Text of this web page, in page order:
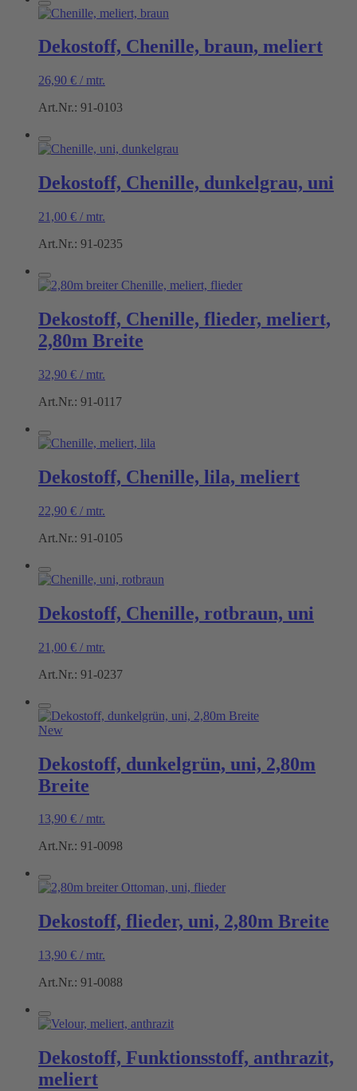
Dekostoff, Chenille, braun, meliert
26,90 € / mtr.
Art.Nr.: 91-0103
Dekostoff, Chenille, dunkelgrau, uni
21,00 € / mtr.
Art.Nr.: 91-0235
Dekostoff, Chenille, flieder, meliert,
2,80m Breite
32,90 € / mtr.
Art.Nr.: 91-0117
Dekostoff, Chenille, lila, meliert
22,90 € / mtr.
Art.Nr.: 91-0105
Dekostoff, Chenille, rotbraun, uni
21,00 € / mtr.
Art.Nr.: 91-0237
New
Dekostoff, dunkelgrün, uni, 2,80m
Breite
13,90 € / mtr.
Art.Nr.: 91-0098
Dekostoff, flieder, uni, 2,80m Breite
13,90 € / mtr.
Art.Nr.: 91-0088
Dekostoff, Funktionsstoff, anthrazit,
meliert